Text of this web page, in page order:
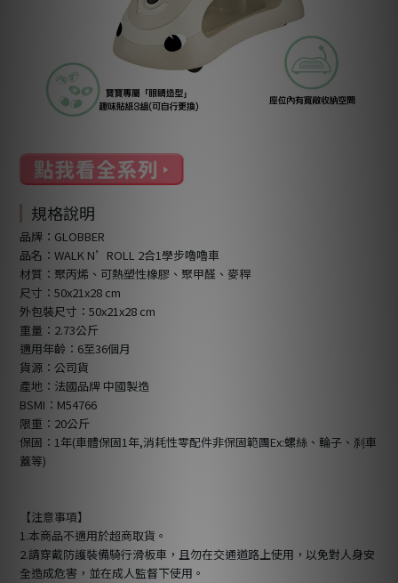
規格說明
品牌：GLOBBER
品名：WALK N’ROLL 2合1學步嚕嚕車
材質：聚丙烯、可熱塑性橡膠、聚甲醛、麥稈
尺寸：50x21x28 cm
外包裝尺寸：50x21x28 cm
重量：2.73公斤
適用年齡：6至36個月
貨源：公司貨
產地：法國品牌 中國製造
BSMI：M54766
限重：20公斤
保固：1年(車體保固1年,消耗性零配件非保固範團Ex:螺絲、輪子、刹車
蓋等)
【注意事項】
1.本商品不適用於超商取貨。
2.請穿戴防護裝備騎行滑板車，且勿在交通道路上使用，以免對人身安
全造成危害，並在成人監督下使用。